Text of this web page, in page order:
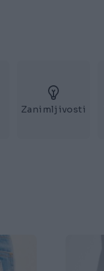
Zanimljivosti